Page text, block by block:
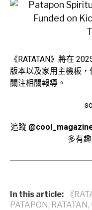
《RATATAN》將在
版本以及家用主機板
關注相關報導。
追蹤
多有
In this article: 《
PATAPON, RATATAN,